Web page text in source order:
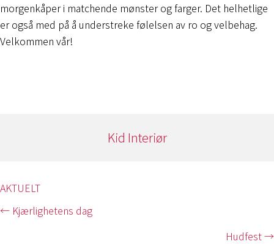
morgenkåper i matchende mønster og farger. Det helhetlige
er også med på å understreke følelsen av ro og velbehag.
Velkommen vår!
Kid Interiør
AKTUELT
Posts
← Kjærlighetens dag
Hudfest →